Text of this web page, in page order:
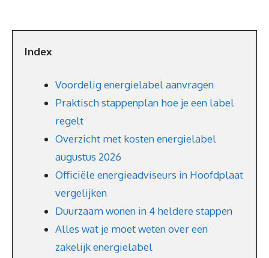
Index
Voordelig energielabel aanvragen
Praktisch stappenplan hoe je een label
regelt
Overzicht met kosten energielabel
augustus 2026
Officiële energieadviseurs in Hoofdplaat
vergelijken
Duurzaam wonen in 4 heldere stappen
Alles wat je moet weten over een
zakelijk energielabel